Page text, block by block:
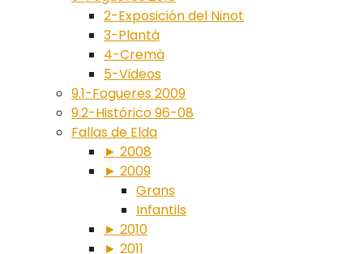
2-Exposición del Ninot
3-Plantà
4-Cremà
5-Videos
9.1-Fogueres 2009
9.2-Histórico 96-08
Fallas de Elda
► 2008
► 2009
Grans
Infantils
► 2010
► 2011